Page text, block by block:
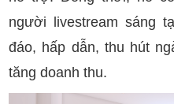
người livestream sáng
đáo, hấp dẫn, thu hút
tăng doanh thu.